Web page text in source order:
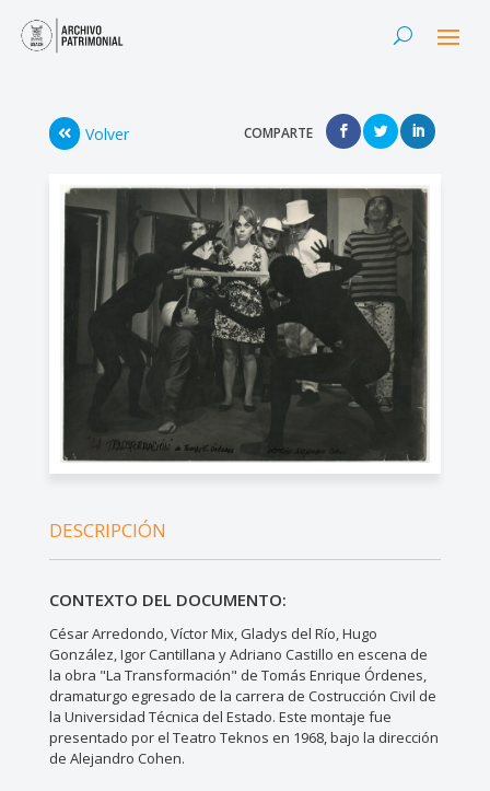
Volver COMPARTE
DESCRIPCIÓN
CONTEXTO DEL DOCUMENTO:
César Arredondo, Víctor Mix, Gladys del Río, Hugo
González, Igor Cantillana y Adriano Castillo en escena de
la obra "La Transformación" de Tomás Enrique Órdenes,
dramaturgo egresado de la carrera de Costrucción Civil de
la Universidad Técnica del Estado. Este montaje fue
presentado por el Teatro Teknos en 1968, bajo la dirección
de Alejandro Cohen.